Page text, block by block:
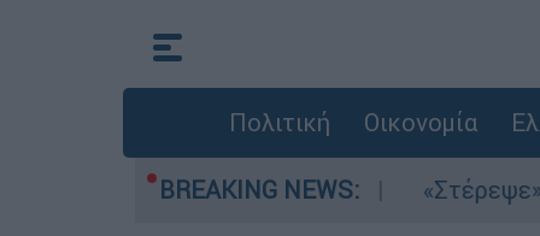
Πολιτική Οικονομία
BREAKING NEWS:
μελτέμια στο Αιγαίο «Στέρεψε» η